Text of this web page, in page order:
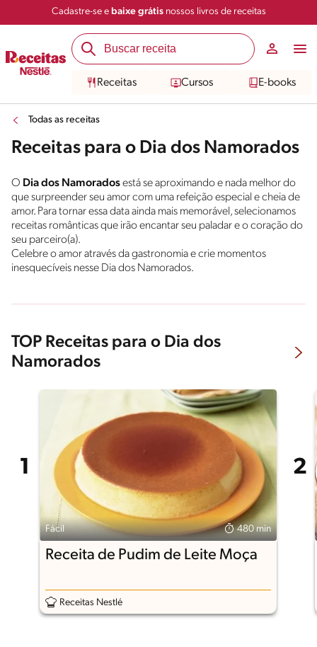
Cadastre-se e baixe grátisnossos livros de receitas
Receitas Cursos E-books
Todas as receitas
Receitas para o Dia dos Namorados
O Dia dos Namoradosestá se aproximando e nada melhor do
que surpreender seu amor com uma refeição especial e cheia de
amor. Para tornar essa data ainda mais memorável, selecionamos
receitas românticas que irão encantar seu paladar e o coração do
seu parceiro(a).
Celebre o amor através da gastronomia e crie momentos
inesquecíveis nesse Dia dos Namorados.
TOP Receitas para o Dia dos
Namorados
Fácil 480 min
Receita de Pudim de Leite Moça
Receitas Nestlé